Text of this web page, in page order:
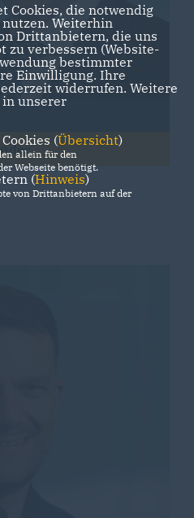
Cookies, die notwendig
Weiterhin
Drittanbietern, die uns
zu verbessern (Website-
bestimmter
Einwilligung. Ihre
widerrufen. Weitere
unserer
(Übersicht)
allein für den
Webseite benötigt.
(Hinweis)
von Drittanbietern auf der